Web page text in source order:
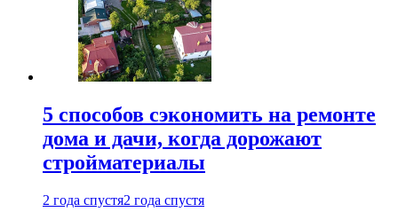
5 способов сэкономить на ремонте
дома и дачи, когда дорожают
стройматериалы
2 года спустя2 года спустя